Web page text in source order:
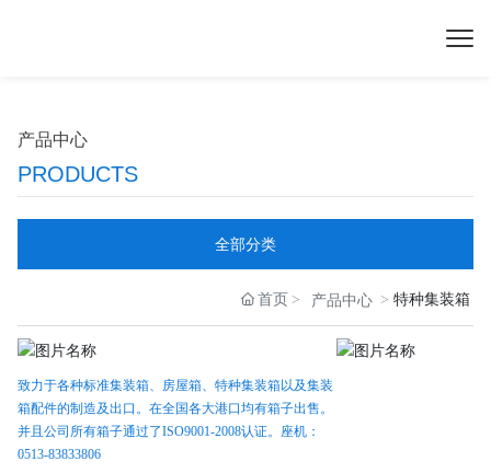
产品中心
PRODUCTS
全部分类
首页 产品中心 特种集装箱
致力于各种标准集装箱、房屋箱、特种集装箱以及集装
箱配件的制造及出口。在全国各大港口均有箱子出售。
并且公司所有箱子通过了ISO9001-2008认证。座机：
0513-83833806